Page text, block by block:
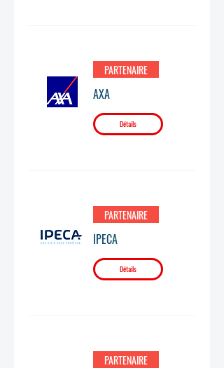
PARTENAIRE
AXA
Détails
PARTENAIRE
IPECA
Détails
PARTENAIRE